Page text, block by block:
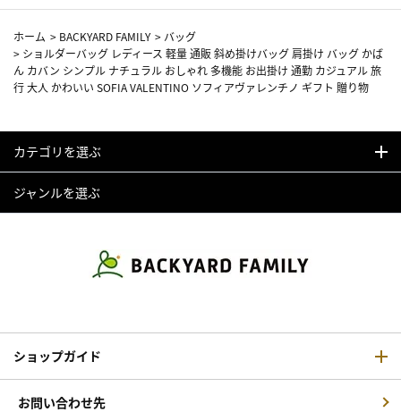
ホーム > BACKYARD FAMILY > バッグ
> ショルダーバッグ レディース 軽量 通販 斜め掛けバッグ 肩掛け バッグ かば
ん カバン シンプル ナチュラル おしゃれ 多機能 お出掛け 通勤 カジュアル 旅
行 大人 かわいい SOFIA VALENTINO ソフィアヴァレンチノ ギフト 贈り物
カテゴリを選ぶ
ジャンルを選ぶ
ショップガイド
お問い合わせ先